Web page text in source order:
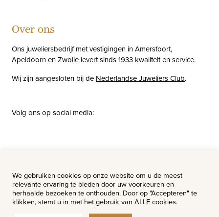
Over ons
Ons juweliersbedrijf met vestigingen in Amersfoort,
Apeldoorn en Zwolle levert sinds 1933 kwaliteit en service.
Wij zijn aangesloten bij de Nederlandse Juweliers Club.
Volg ons op social media:
Vacatures
We gebruiken cookies op onze website om u de meest
relevante ervaring te bieden door uw voorkeuren en
herhaalde bezoeken te onthouden. Door op "Accepteren" te
klikken, stemt u in met het gebruik van ALLE cookies.